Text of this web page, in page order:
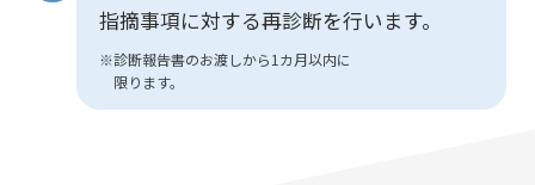
指摘事項に対する再診断を⾏います。
※診断報告書のお渡しから1カ⽉以内に
限ります。